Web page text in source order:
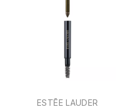
ESTĒE LAUDER